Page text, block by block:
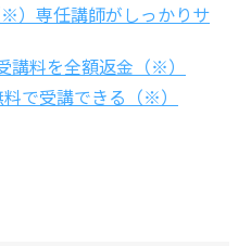
）専任講師がしっかりサ
講料を全額返金（※）
で受講できる（※）